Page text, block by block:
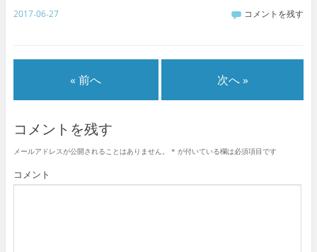
2017-06-27 コメントを残す
« 前へ 次へ »
コメントを残す
メールアドレスが公開されることはありません。 * が付いている欄は必須項目です
コメント